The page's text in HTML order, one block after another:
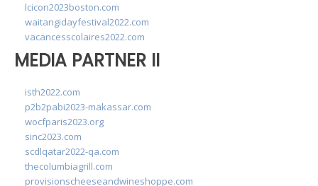
lcicon2023boston.com
waitangidayfestival2022.com
vacancesscolaires2022.com
MEDIA PARTNER II
isth2022.com
p2b2pabi2023-makassar.com
wocfparis2023.org
sinc2023.com
scdlqatar2022-qa.com
thecolumbiagrill.com
provisionscheeseandwineshoppe.com